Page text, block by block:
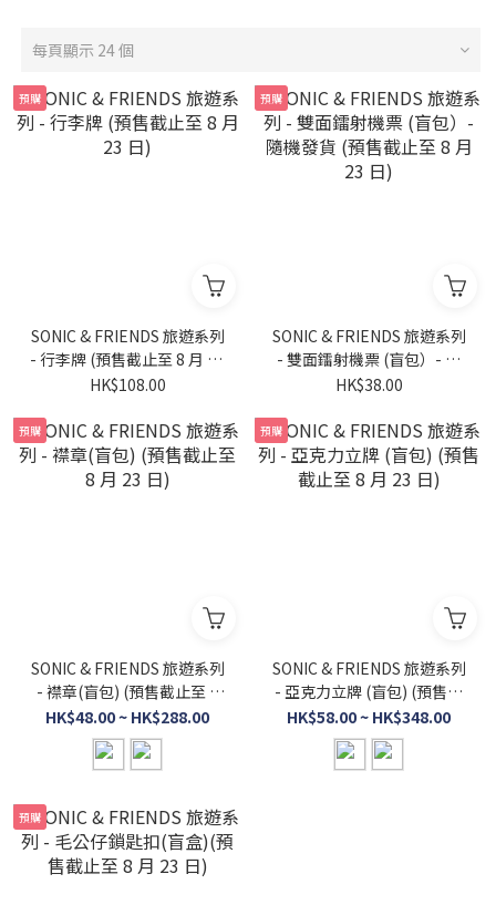
每頁顯示 24 個
預購
SONIC & FRIENDS 旅遊系列
- 行李牌 (預售截止至 8 月 23
日)
HK$108.00
預購
SONIC & FRIENDS 旅遊系列
- 雙面鐳射機票 (盲包）- 隨
機發貨 (預售截止至 8 月 23
HK$38.00
預購
SONIC & FRIENDS 旅遊系列
- 襟章(盲包) (預售截止至 8
月 23 日)
HK$48.00 ~ HK$288.00
預購
SONIC & FRIENDS 旅遊系列
- 亞克力立牌 (盲包) (預售截
止至 8 月 23 日)
HK$58.00 ~ HK$348.00
預購